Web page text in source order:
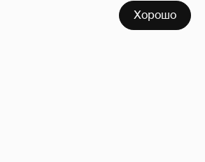
Хорошо